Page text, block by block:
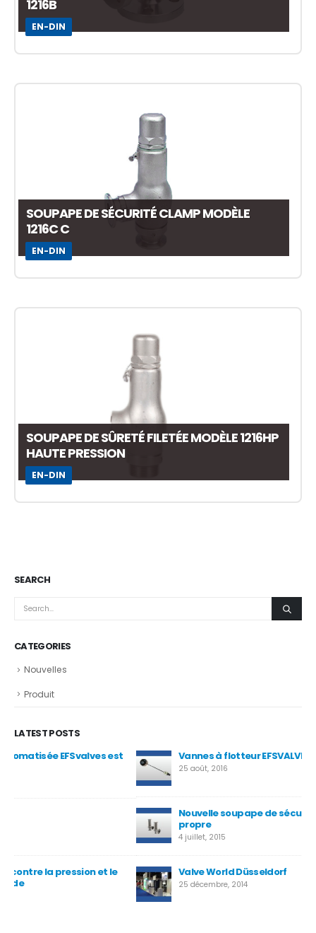
1216B
EN-DIN
SOUPAPE DE SÉCURITÉ CLAMP MODÈLE
1216C C
EN-DIN
SOUPAPE DE SÛRETÉ FILETÉE MODÈLE 1216HP
HAUTE PRESSION
EN-DIN
SEARCH
CATEGORIES
Nouvelles
Produit
LATEST POSTS
Vannes à flotteur EFSVALVES
Nouvelle soupape de sécurité sanitaire pour service
Valve World Düsseldorf